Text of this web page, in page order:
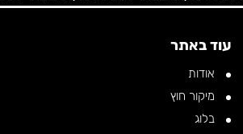
עוד באתר
אודות
מיקור חוץ
בלוג